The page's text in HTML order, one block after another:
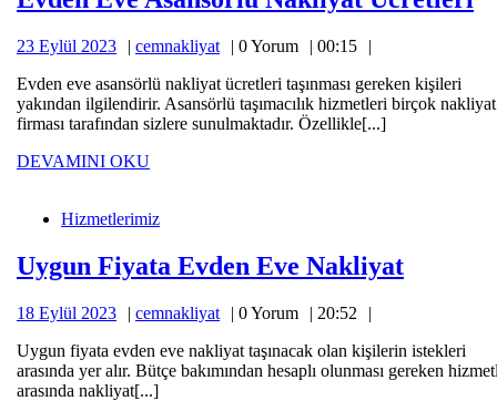
23 Eylül 202323
2023
cemnakliyatcemnakliyat
0 Yorum
00:15
Evden eve asansörlü nakliyat ücretleri taşınması gereken kişileri
yakından ilgilendirir. Asansörlü taşımacılık hizmetleri birçok nakliyat
firması tarafından sizlere sunulmaktadır. Özellikle[...]
DEVAMINI OKUDEVAMINI
Evden
Nakliyat
Hizmetlerimiz
Uygun Fiyata Evden Eve NakliyatUygun
Eve
18 Eylül 202318
2023
cemnakliyatcemnakliyat
0 Yorum
20:52
Uygun fiyata evden eve nakliyat taşınacak olan kişilerin istekleri
arasında yer alır. Bütçe bakımından hesaplı olunması gereken
arasında nakliyat[...]